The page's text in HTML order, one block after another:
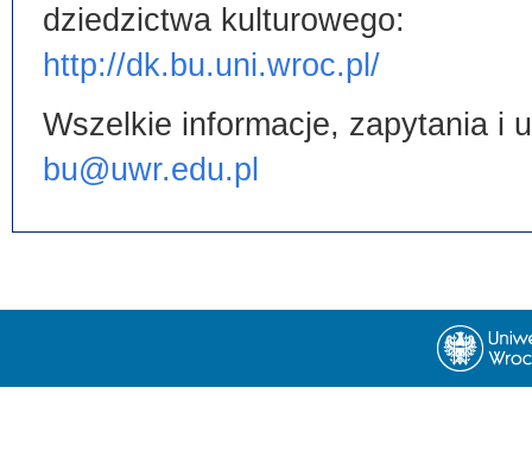
dziedzictwa kulturowego:
http://dk.bu.uni.wroc.pl/
Wszelkie informacje, zapytania i
bu@uwr.edu.pl